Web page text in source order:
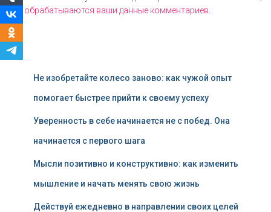
как обрабатываются ваши данные комментариев
Не изобретайте колесо заново: как чужой опыт
помогает быстрее прийти к своему успеху
Уверенность в себе начинается не с побед. Она
начинается с первого шага
Мысли позитивно и конструктивно: как изменить
мышление и начать менять свою жизнь
Действуй ежедневно в направлении своих целей